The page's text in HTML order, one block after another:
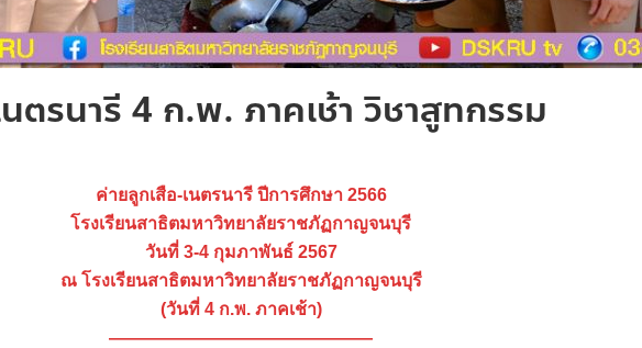
ตรนารี 4 ก.พ. ภาคเช้า วิชาสูทกรรม
ค่ายลูกเสือ-เนตรนารี ปีการศึกษา 2566
โรงเรียนสาธิตมหาวิทยาลัยราชภัฏกาญจนบุรี
วันที่ 3-4 กุมภาพันธ์ 2567
ณ โรงเรียนสาธิตมหาวิทยาลัยราชภัฏกาญจนบุรี
(วันที่ 4 ก.พ. ภาคเช้า)
———————————————